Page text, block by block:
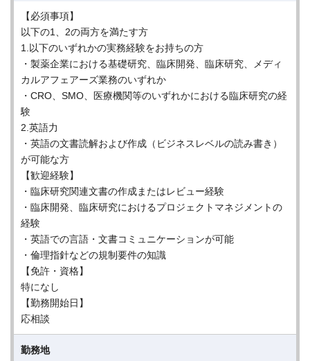
【必須事項】
以下の1、2の両方を満たす方
1.以下のいずれかの実務経験をお持ちの方
・製薬企業における基礎研究、臨床開発、臨床研究、メディ
カルアフェアーズ業務のいずれか
・CRO、SMO、医療機関等のいずれかにおける臨床研究の経
験
2.英語力
・英語の文書読解および作成（ビジネスレベルの読み書き）
が可能な方
【歓迎経験】
・臨床研究関連文書の作成またはレビュー経験
・臨床開発、臨床研究におけるプロジェクトマネジメントの
経験
・英語での言語・文書コミュニケーションが可能
・倫理指針などの規制要件の知識
【免許・資格】
特になし
【勤務開始日】
応相談
勤務地